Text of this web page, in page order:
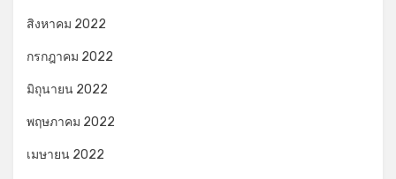
สิงหาคม 2022
กรกฎาคม 2022
มิถุนายน 2022
พฤษภาคม 2022
เมษายน 2022